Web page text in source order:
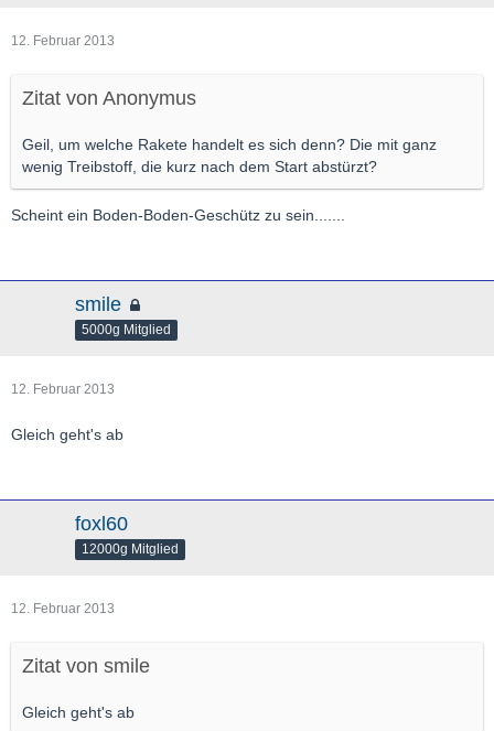
12. Februar 2013
Zitat von Anonymus
Geil, um welche Rakete handelt es sich denn? Die mit ganz
wenig Treibstoff, die kurz nach dem Start abstürzt?
Scheint ein Boden-Boden-Geschütz zu sein.......
smile
5000g Mitglied
12. Februar 2013
Gleich geht's ab
foxl60
12000g Mitglied
12. Februar 2013
Zitat von smile
Gleich geht's ab